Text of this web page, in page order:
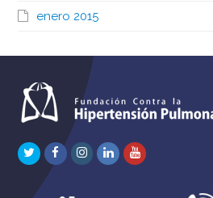
enero 2015
TwitterFacebook
Instagram
LinkedInYoutube